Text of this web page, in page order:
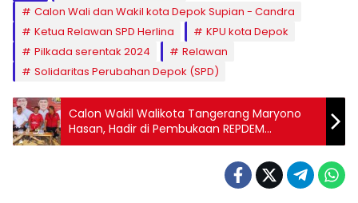
Calon Wali dan Wakil kota Depok Supian - Candra
Ketua Relawan SPD Herlina
KPU kota Depok
Pilkada serentak 2024
Relawan
Solidaritas Perubahan Depok (SPD)
Calon Wakil Walikota Tangerang Maryono
Hasan, Hadir di Pembukaan REPDEM
Turnamen SixFeo Selapajang Neglasari